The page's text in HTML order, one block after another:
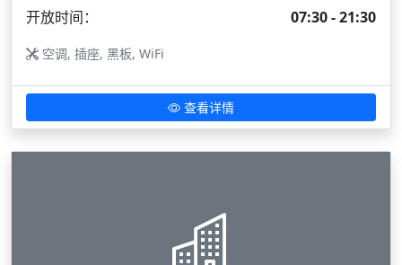
开放时间：
07:30 - 21:30
空调, 插座, 黑板, WiFi
查看详情